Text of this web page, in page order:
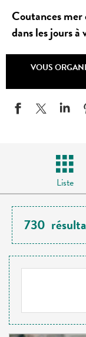
Coutances mer
dans les jours à
VOUS
Liste
730